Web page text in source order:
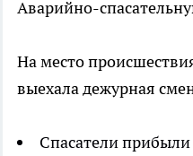
Аварийно-
На место
выехала дежурная
Спасатели прибыли